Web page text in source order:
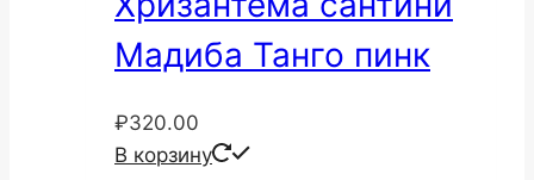
Мадиба Танго пинк
₽320.00
В корзину